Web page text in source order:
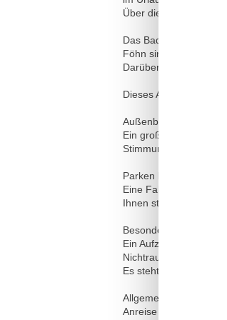
Über die
Das Bad verfügt über
Föhn sind vorhanden.
Darüber hinaus
Dieses Appartement
Außenbereich:
Ein großzügiger
Stimmung ausklingen.
Parken können Sie
Eine Fahrradgarage
Ihnen steht ein
Besonderes:
Ein Aufzug im Haus ist
Nichtraucher / keine
Es steht kostenfreies
Allgemeine
Anreise ab 16:00 Uhr